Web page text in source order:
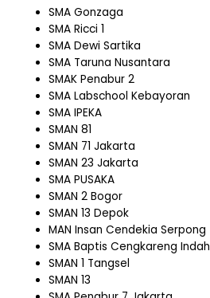
SMA Gonzaga
SMA Ricci 1
SMA Dewi Sartika
SMA Taruna Nusantara
SMAK Penabur 2
SMA Labschool Kebayoran
SMA IPEKA
SMAN 81
SMAN 71 Jakarta
SMAN 23 Jakarta
SMA PUSAKA
SMAN 2 Bogor
SMAN 13 Depok
MAN Insan Cendekia Serpong
SMA Baptis Cengkareng Indah
SMAN 1 Tangsel
SMAN 13